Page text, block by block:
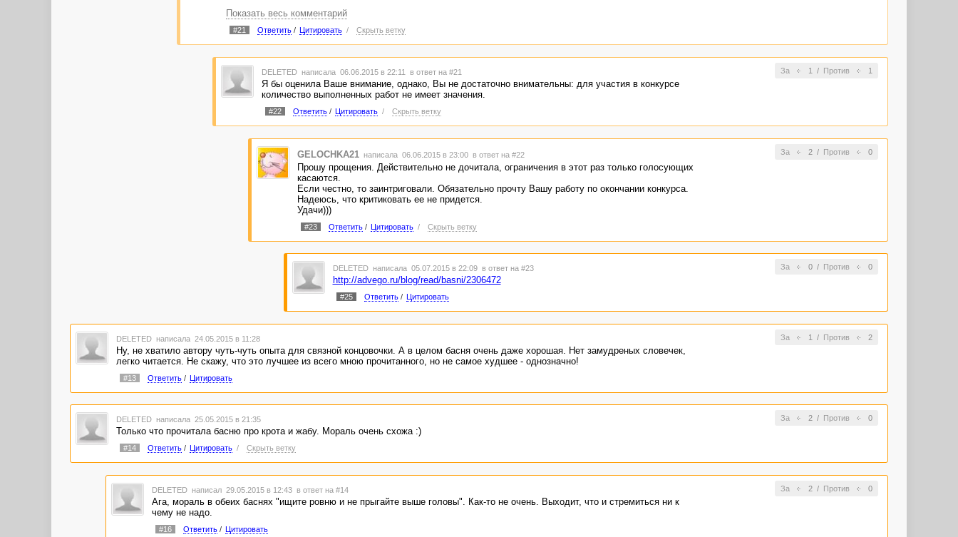
ПыСы
Конструктивную критику сами просили, так что извиняйте. Очень старалась быть благожелательной.
Показать весь комментарий
#21 Ответить/ Цитировать / Скрыть ветку
За 1 / Против 1
DELETED написала 06.06.2015 в 22:11 в ответ на #21
Я бы оценила Ваше внимание, однако, Вы не достаточно внимательны: для участия в конкурсе
количество выполненных работ не имеет значения.
#22 Ответить/ Цитировать / Скрыть ветку
За 2/ Против 0
GELOCHKA21 написала 06.06.2015 в 23:00 в ответ на #22
Прошу прощения. Действительно не дочитала, ограничения в этот раз только голосующих
касаются.
Если честно, то заинтриговали. Обязательно прочту Вашу работу по окончании конкурса.
Надеюсь, что критиковать ее не придется.
Удачи)))
#23 Ответить/ Цитировать / Скрыть ветку
За 0/ Против 0
DELETED написала 05.07.2015 в 22:09 в ответ на #23
http://advego.ru/blog/read/basni/2306472
#25 Ответить/ Цитировать
За 1 / Против 2
DELETED написала 24.05.2015 в 11:28
Ну, не хватило автору чуть-чуть опыта для связной концовочки. А в целом басня очень даже хорошая. Нет замудреных словечек,
легко читается. Не скажу, что это лучшее из всего мною прочитанного, но не самое худшее - однозначно!
#13 Ответить/ Цитировать
За 2/ Против 0
DELETED написала 25.05.2015 в 21:35
Только что прочитала басню про крота и жабу. Мораль очень схожа :)
#14 Ответить/ Цитировать / Скрыть ветку
За 2/ Против 0
DELETED написал 29.05.2015 в 12:43 в ответ на #14
Ага, мораль в обеих баснях "ищите ровню и не прыгайте выше головы". Как-то не очень. Выходит, что и стремиться ни к
чему не надо.
#16 Ответить/ Цитировать